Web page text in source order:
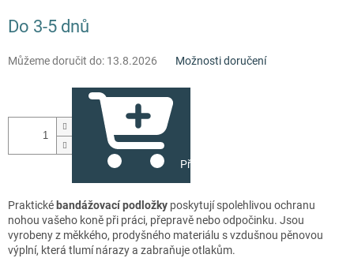
cena:
Do 3-5 dnů
Můžeme doručit do: 13.8.2026 Možnosti doručení
Přidat do košíku
Praktické bandážovací podložky poskytují spolehlivou ochranu
nohou vašeho koně při práci, přepravě nebo odpočinku. Jsou
vyrobeny z měkkého, prodyšného materiálu s vzdušnou pěnovou
výplní, která tlumí nárazy a zabraňuje otlakům.